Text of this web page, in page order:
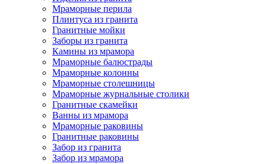
Мраморные перила
Плинтуса из гранита
Гранитные мойки
Заборы из гранита
Камины из мрамора
Мраморные балюстрады
Мраморные колонны
Мраморные столешницы
Мраморные журнальные столики
Гранитные скамейки
Ванны из мрамора
Мраморные раковины
Гранитные раковины
Забор из гранита
Забор из мрамора